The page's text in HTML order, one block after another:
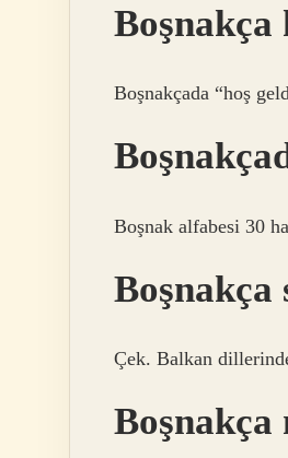
Boşnakça
Boşnakçada “hoş
Boşnak alfabesi 30
Boşnakça
Çek. Balkan
Boşnakça